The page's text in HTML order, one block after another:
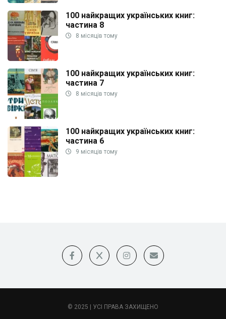
100 найкращих українських книг:
частина 8
8 місяців тому
100 найкращих українських книг:
частина 7
8 місяців тому
100 найкращих українських книг:
частина 6
9 місяців тому
© 2025 | УСІ ПРАВА ЗАХИЩЕНО